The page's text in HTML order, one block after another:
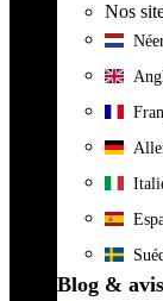
Nos
Blog & avis